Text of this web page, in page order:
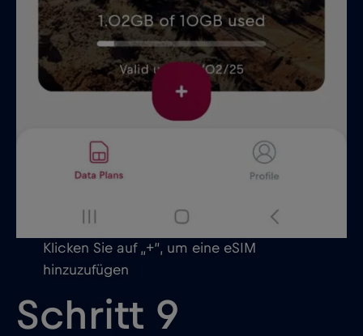
Klicken Sie auf „+“, um eine eSIM
hinzuzufügen
Schritt 9